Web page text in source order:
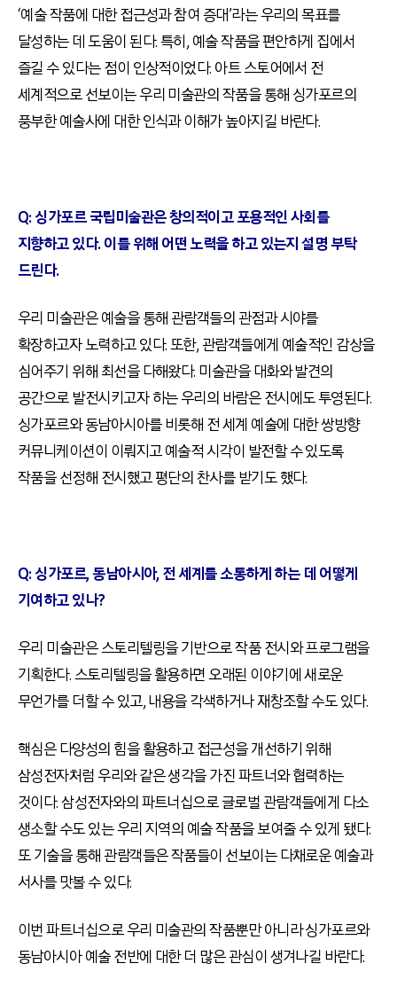
‘예술 작품에 대한 접근성과 참여 증대’라는 우리의 목표를
달성하는 데 도움이 된다.특히 , 예술 작품을 편안하게 집에서
즐길 수 있다는 점이 인상적이었다. 아트 스토어에서 전
세계적으로 선보이는 우리 미술관의 작품을 통해 싱가포르의
풍부한 예술사에 대한 인식과 이해가 높아지길 바란다.
Q:싱가포르 국립미술관은창의적이고 포용적인 사회를
지향하고 있다. 이를 위해 어떤 노력을 하고 있는지 설명 부탁
드린다.
우리 미술관은 예술을 통해 관람객들의 관점과 시야를
확장하고자 노력하고 있다.또한,관람객들에게 예술적인 감상을
심어주기 위해 최선을 다해왔다. 미술관을 대화와 발견의
공간으로 발전시키고자 하는 우리의 바람은 전시에도 투영된다.
싱가포르와 동남아시아를 비롯해 전 세계 예술에 대한 쌍방향
커뮤니케이션이 이뤄지고 예술적 시각이 발전할 수 있도록
작품을 선정해 전시했고 평단의 찬사를 받기도 했다.
Q:싱가포르, 동남아시아, 전 세계를 소통하게 하는 데 어떻게
기여하고 있나?
우리 미술관은 스토리텔링을 기반으로 작품 전시와 프로그램을
기획한다.스토리텔링을 활용하면 오래된 이야기에 새로운
무언가를 더할 수 있고,내용을 각색하거나 재창조할 수도 있다.
핵심은 다양성의 힘을 활용하고 접근성을 개선하기 위해
삼성전자처럼 우리와 같은 생각을 가진 파트너와 협력하는
것이다.삼성전자와의 파트너십으로 글로벌 관람객들에게 다소
생소할 수도 있는 우리 지역의 예술 작품을 보여줄 수 있게 됐다.
또 기술을 통해 관람객들은 작품들이 선보이는 다채로운 예술과
서사를 맛볼 수 있다.
이번 파트너십으로 우리 미술관의 작품뿐만 아니라 싱가포르와
동남아시아 예술 전반에 대한 더 많은 관심이 생겨나길 바란다.